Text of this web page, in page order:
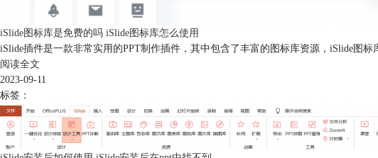
iSlide图标库是免费的吗 iSlide图标库怎么使用
iSlide插件是一款非常实用的PPT制作插件，其中包含了丰富的图标库资源，iSlide图
阅读全文
2023-09-11
标签：